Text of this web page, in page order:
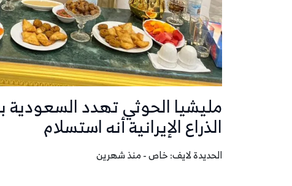
مليشيا الحوثي تهدد
الذراع الإيرانية أنه استسلام
الحديدة لايف: خاص - منذ شهرين